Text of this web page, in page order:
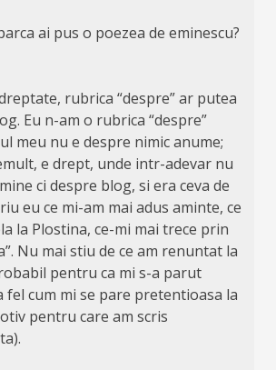
ai pus o poezea de eminescu?
rubrica “despre” ar putea
Eu n-am o rubrica “despre”
meu nu e despre nimic anume;
e drept, unde intr-adevar nu
ci despre blog, si era ceva de
eu ce mi-am mai adus aminte, ce
la Plostina, ce-mi mai trece prin
Nu mai stiu de ce am renuntat la
pentru ca mi s-a parut
fel cum mi se pare pretentioasa la
pentru care am scris